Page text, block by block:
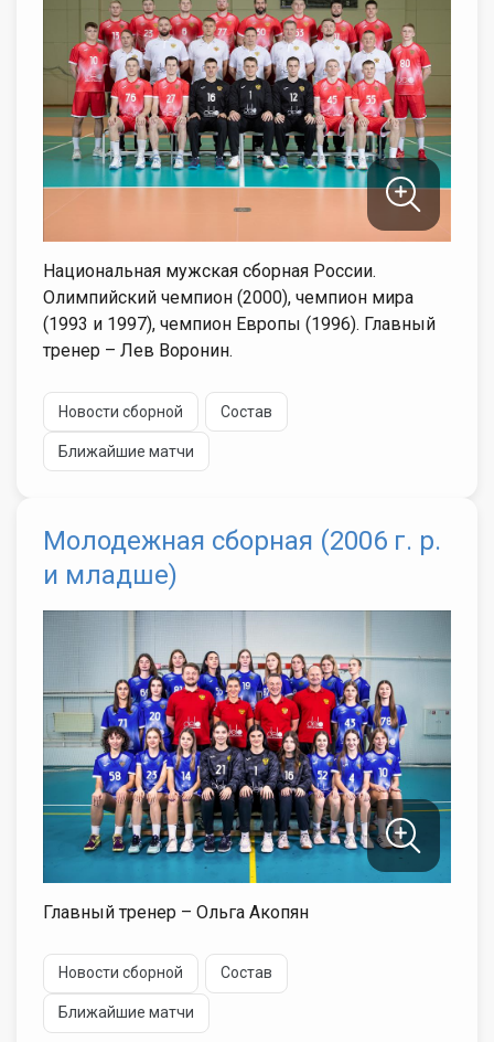
Национальная мужская сборная России.
Олимпийский чемпион (2000), чемпион мира
(1993 и 1997), чемпион Европы (1996). Главный
тренер – Лев Воронин.
Новости сборной Состав
Ближайшие матчи
Молодежная сборная (2006 г. р.
и младше)
Главный тренер – Ольга Акопян
Новости сборной Состав
Ближайшие матчи